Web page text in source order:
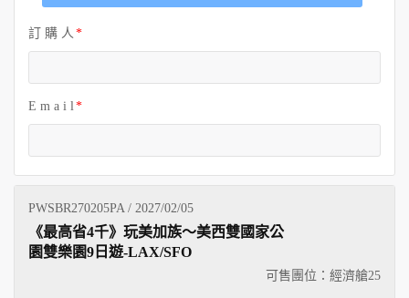
訂 購 人
E m a i l
PWSBR270205PA / 2027/02/05
可售團位：經濟艙25
《最高省4千》玩美加族～美西雙國家公
園雙樂園9日遊-LAX/SFO